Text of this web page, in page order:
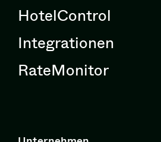
HotelControl
Integrationen
RateMonitor